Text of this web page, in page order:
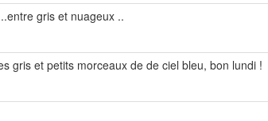
gris et nuageux ..
gris et petits morceaux de de ciel bleu, bon lundi !